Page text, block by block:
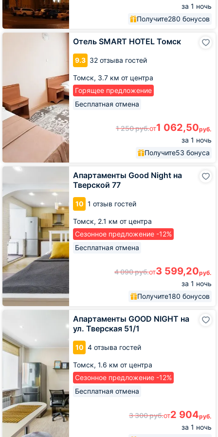
за 1 ночь
Получите280 бонусов
Отель SMART HOTEL Томск
9.3 32 отзыва гостей
Томск, 3.7 км от центра
Горящее предложение
Бесплатная отмена
1 250руб.от1 062,50руб.
за 1 ночь
Получите53 бонуса
Отель
Апартаменты Good Night на
Тверской 77
10 1 отзыв гостей
Томск, 2.1 км от центра
Сезонное предложение -12%
Бесплатная отмена
4 090руб.от3 599,20руб.
за 1 ночь
Получите180 бонусов
Апартаменты
на
Тверской
Апартаменты GOOD NIGHT на
ул. Тверская 51/1
10 4 отзыва гостей
Томск, 1.6 км от центра
Сезонное предложение -12%
Бесплатная отмена
3 300руб.от2 904руб.
за 1 ночь
NIGHT
на
ул.
Тверская